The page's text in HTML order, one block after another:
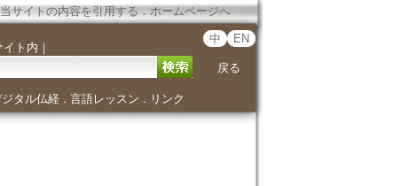
当サイトの内容を引用する ． ホームページへ
イト内 ｜
中 EN
戻る
タル仏経． 言語レッスン ． リンク